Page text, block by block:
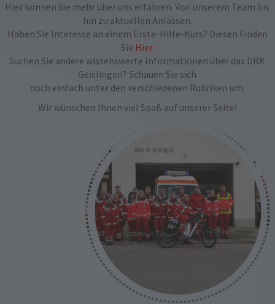
Hier können Sie mehr über uns erfahren. Von unserem Team bis
hin zu aktuellen Anlässen.
Haben Sie Interesse an einem Erste-Hilfe-Kurs? Diesen Finden
Sie Hier.
Suchen Sie andere wissenswerte Informationen über das DRK
Geislingen? Schauen Sie sich
doch einfach unter den verschiedenen Rubriken um.
Wir wünschen Ihnen viel Spaß auf unserer Seite!